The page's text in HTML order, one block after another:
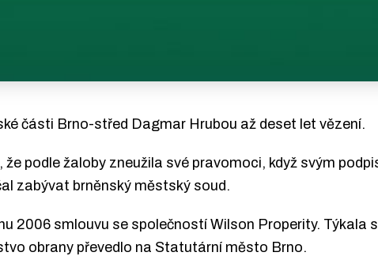
části Brno-střed Dagmar Hrubou až deset let vězení.
podle žaloby zneužila své pravomoci, když svým
zabývat brněnský městský soud.
2006 smlouvu se společností Wilson Properity. Týkala
obrany převedlo na Statutární město Brno.